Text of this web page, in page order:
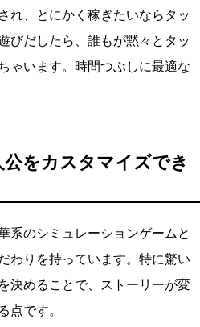
れ、とにかく稼ぎたいならタッ
びだしたら、誰もが黙々とタッ
ゃいます。時間つぶしに最適な
をカスタマイズでき
系のシミュレーションゲームと
わりを持っています。特に驚い
決めることで、ストーリーが変
点です。